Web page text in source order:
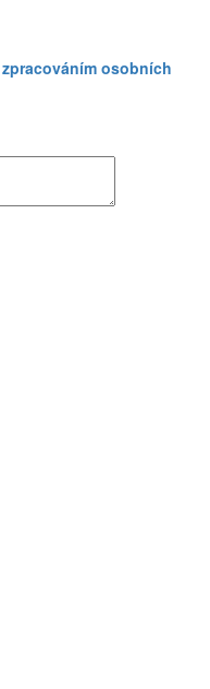
zpracováním osobních